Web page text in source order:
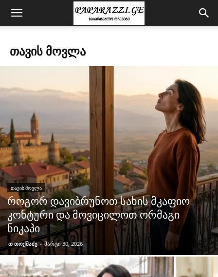
ᲗᲐᲕᲘᲡ ᲛᲝᲕᲚᲐ
ᲗᲐᲕᲘᲡ ᲛᲝᲕᲚᲐ
როგორ დავიბრუნოთ სახის მკაფიო
კონტური და მოვიცილოთ ორმაგი
ნიკაპი
თ თოქმაძე - მარტი 30, 2026